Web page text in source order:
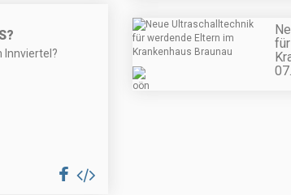
Innviertel?